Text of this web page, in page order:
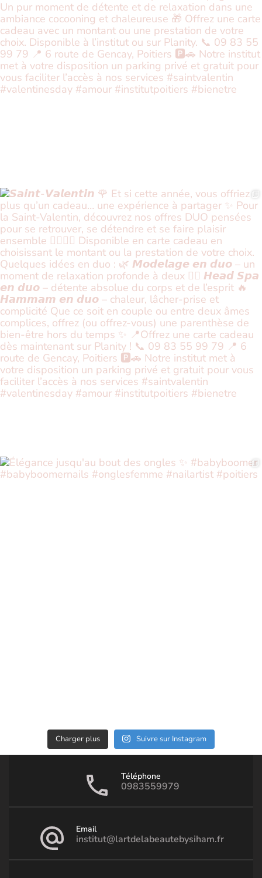
Charger plus Suivre sur Instagram
Téléphone
0983559979
Email
institut@lartdelabeautebysiham.fr